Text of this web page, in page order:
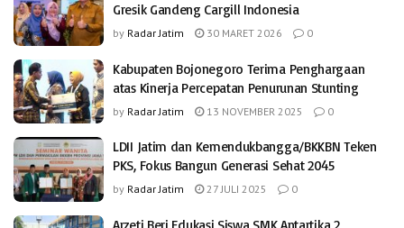
Gresik Gandeng Cargill Indonesia
by Radar Jatim 30 MARET 2026 0
Kabupaten Bojonegoro Terima Penghargaan
atas Kinerja Percepatan Penurunan Stunting
by Radar Jatim 13 NOVEMBER 2025 0
LDII Jatim dan Kemendukbangga/BKKBN Teken
PKS, Fokus Bangun Generasi Sehat 2045
by Radar Jatim 27 JULI 2025 0
Arzeti Beri Edukasi Siswa SMK Antartika 2